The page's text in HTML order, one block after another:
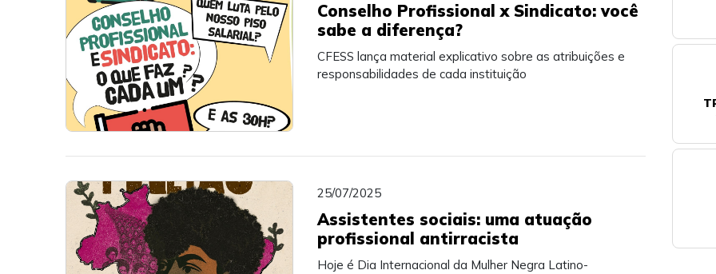
Conselho Profissional x Sindicato: você
sabe a diferença?
CFESS lança material explicativo sobre as atribuições e
responsabilidades de cada instituição
25/07/2025
Assistentes sociais: uma atuação
profissional antirracista
Hoje é Dia Internacional da Mulher Negra Latino-